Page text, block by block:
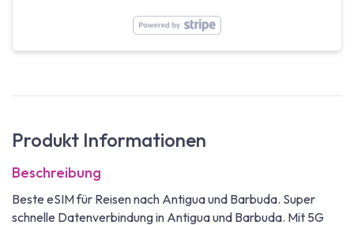
Produkt Informationen
Beschreibung
Beste eSIM für Reisen nach Antigua und Barbuda. Super
schnelle Datenverbindung in Antigua und Barbuda. Mit 5G